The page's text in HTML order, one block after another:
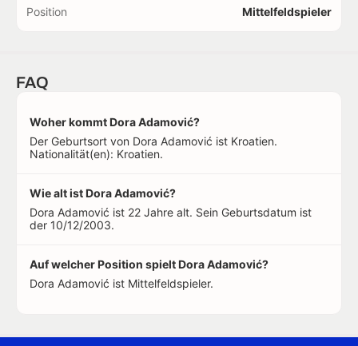
Position Mittelfeldspieler
FAQ
Woher kommt Dora Adamović?
Der Geburtsort von Dora Adamović ist Kroatien.
Nationalität(en): Kroatien.
Wie alt ist Dora Adamović?
Dora Adamović ist 22 Jahre alt. Sein Geburtsdatum ist
der 10/12/2003.
Auf welcher Position spielt Dora Adamović?
Dora Adamović ist Mittelfeldspieler.